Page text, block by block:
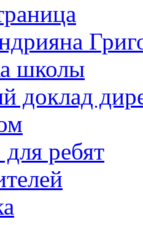
школы
доклад
ребят